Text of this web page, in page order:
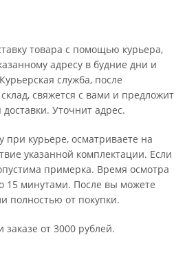
товара с помощью курьера,
адресу в будние дни и
служба, после
свяжется с вами и предложит
Уточнит адрес.
при курьере, осматриваете на
указанной комплектации. Если
примерка. Время осмотра
15 минутами. После вы можете
полностью от покупки.
заказе от 3000 рублей.